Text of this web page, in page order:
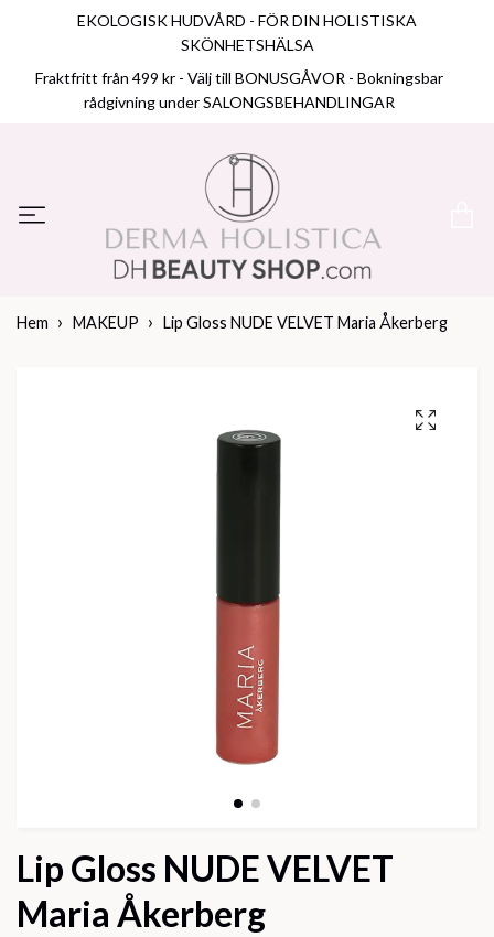
EKOLOGISK HUDVÅRD - FÖR DIN HOLISTISKA
SKÖNHETSHÄLSA
Fraktfritt från 499 kr - Välj till BONUSGÅVOR - Bokningsbar
rådgivning under SALONGSBEHANDLINGAR
Hem MAKEUP Lip Gloss NUDE VELVET Maria Åkerberg
Lip Gloss NUDE VELVET
Maria Åkerberg